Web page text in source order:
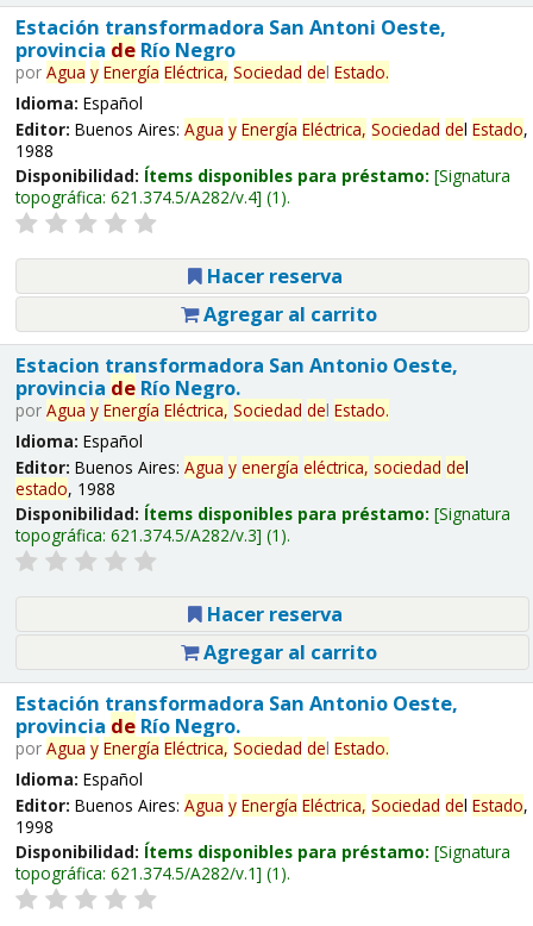
Estación transformadora San Antoni Oeste,
provincia deRío Negro
por Agua y Energía Eléctrica, Sociedad del Estado.
Idioma: Español
Editor: Buenos Aires: Agua y Energía Eléctrica, Sociedad del Estado,
1988
Disponibilidad: Ítems disponibles para préstamo: Signatura
topográfica: 621.374.5/A282/v.4 (1).
Hacer reserva
Agregar al carrito
Estacion transformadora San Antonio Oeste,
provincia deRío Negro.
por Agua y Energía Eléctrica, Sociedad del Estado.
Idioma: Español
Editor: Buenos Aires: Agua y energía eléctrica, sociedad del
estado, 1988
Disponibilidad: Ítems disponibles para préstamo: Signatura
topográfica: 621.374.5/A282/v.3 (1).
Hacer reserva
Agregar al carrito
Estación transformadora San Antonio Oeste,
provincia deRío Negro.
por Agua y Energía Eléctrica, Sociedad del Estado.
Idioma: Español
Editor: Buenos Aires: Agua y Energía Eléctrica, Sociedad del Estado,
1998
Disponibilidad: Ítems disponibles para préstamo: Signatura
topográfica: 621.374.5/A282/v.1 (1).